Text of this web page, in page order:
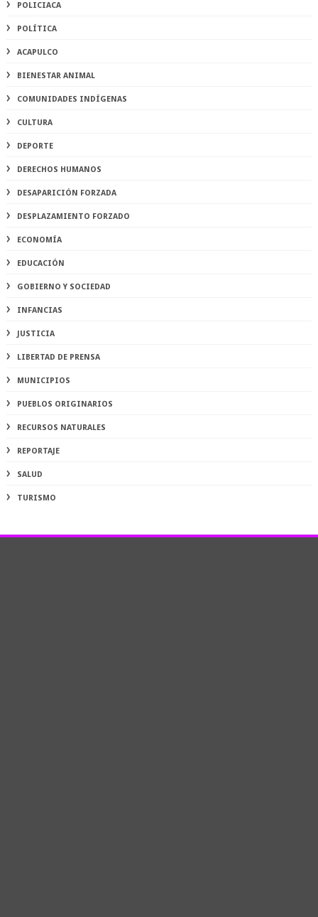
POLICIACA
POLÍTICA
ACAPULCO
BIENESTAR ANIMAL
COMUNIDADES INDÍGENAS
CULTURA
DEPORTE
DERECHOS HUMANOS
DESAPARICIÓN FORZADA
DESPLAZAMIENTO FORZADO
ECONOMÍA
EDUCACIÓN
GOBIERNO Y SOCIEDAD
INFANCIAS
JUSTICIA
LIBERTAD DE PRENSA
MUNICIPIOS
PUEBLOS ORIGINARIOS
RECURSOS NATURALES
REPORTAJE
SALUD
TURISMO